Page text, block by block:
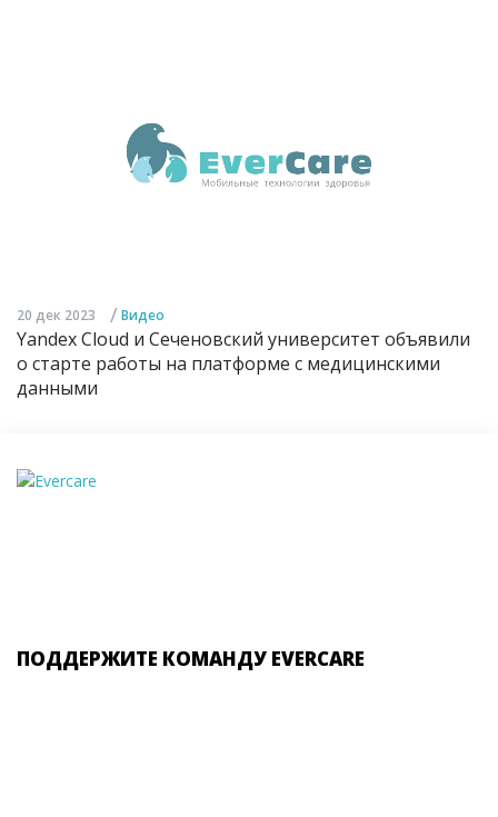
20 дек 2023 / Видео
Yandex Cloud и Сеченовский университет объявили
о старте работы на платформе с медицинскими
данными
ПОДДЕРЖИТЕ КОМАНДУ EVERCARE